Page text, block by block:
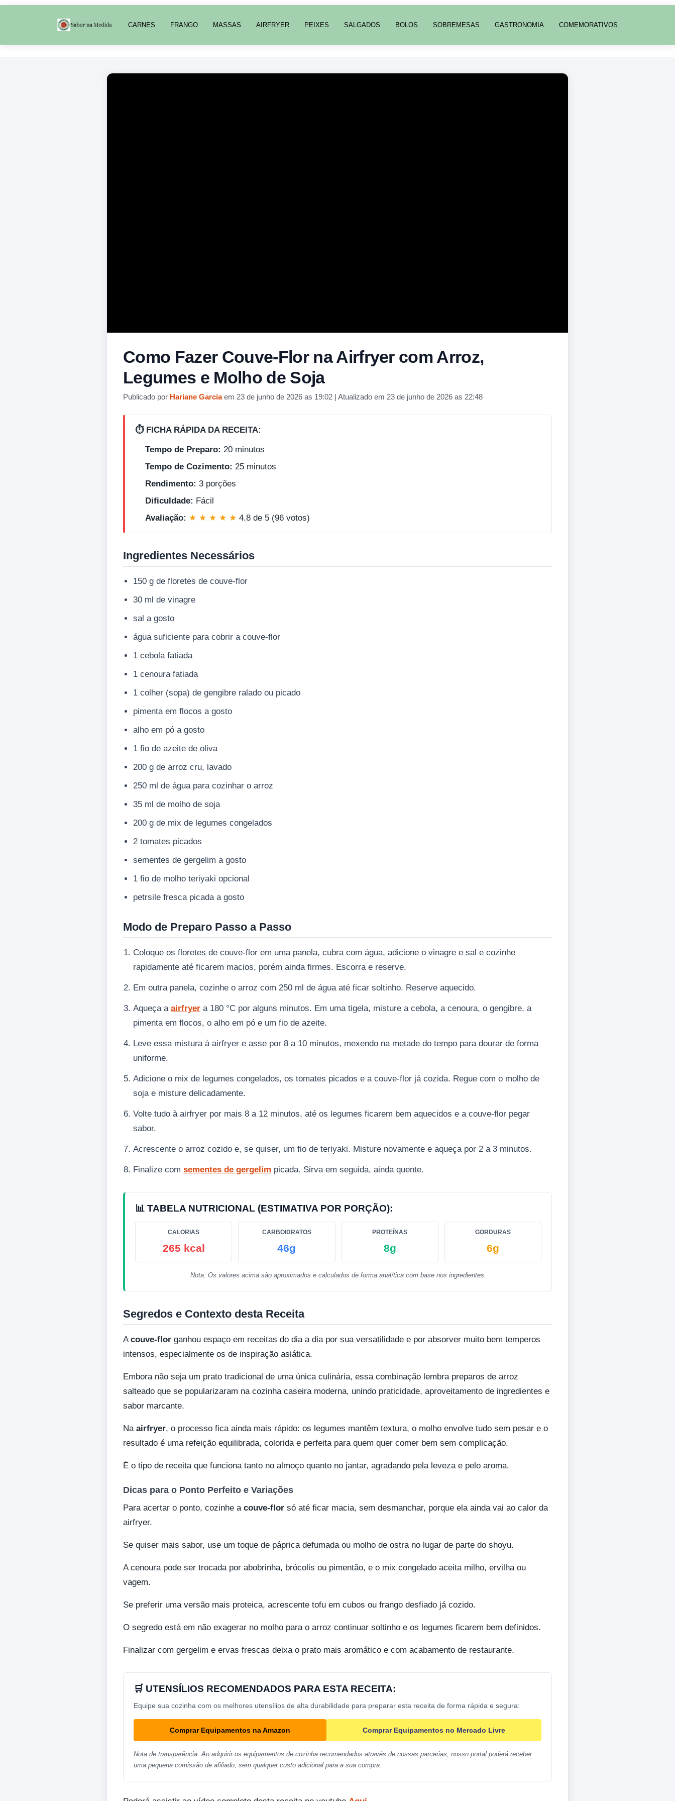
CARNES FRANGO MASSAS AIRFRYER PEIXES SALGADOS BOLOS SOBREMESAS GASTRONOMIA COMEMORATIVOS
Como Fazer Couve-Flor na Airfryer com Arroz,
Legumes e Molho de Soja
Publicado por Hariane Garciaem 23 de junho de 2026 as 19:02 | Atualizado em 23 de junho de 2026 as 22:48
⏱️ FICHA RÁPIDA DA RECEITA:
Tempo de Preparo: 20 minutos
Tempo de Cozimento: 25 minutos
Rendimento: 3 porções
Dificuldade: Fácil
Avaliação: ★ ★ ★ ★ ★ 4.8 de 5 (96 votos)
Ingredientes Necessários
150 g de floretes de couve-flor
30 ml de vinagre
sal a gosto
água suficiente para cobrir a couve-flor
1 cebola fatiada
1 cenoura fatiada
1 colher (sopa) de gengibre ralado ou picado
pimenta em flocos a gosto
alho em pó a gosto
1 fio de azeite de oliva
200 g de arroz cru, lavado
250 ml de água para cozinhar o arroz
35 ml de molho de soja
200 g de mix de legumes congelados
2 tomates picados
sementes de gergelim a gosto
1 fio de molho teriyaki opcional
petrsile fresca picada a gosto
Modo de Preparo Passo a Passo
Coloque os floretes de couve-flor em uma panela, cubra com água, adicione o vinagre e sal e cozinhe
rapidamente até ficarem macios, porém ainda firmes. Escorra e reserve.
Em outra panela, cozinhe o arroz com 250 ml de água até ficar soltinho. Reserve aquecido.
Aqueça a airfryer a 180 °C por alguns minutos. Em uma tigela, misture a cebola, a cenoura, o gengibre, a
pimenta em flocos, o alho em pó e um fio de azeite.
Leve essa mistura à airfryer e asse por 8 a 10 minutos, mexendo na metade do tempo para dourar de forma
uniforme.
Adicione o mix de legumes congelados, os tomates picados e a couve-flor já cozida. Regue com o molho de
soja e misture delicadamente.
Volte tudo à airfryer por mais 8 a 12 minutos, até os legumes ficarem bem aquecidos e a couve-flor pegar
sabor.
Acrescente o arroz cozido e, se quiser, um fio de teriyaki. Misture novamente e aqueça por 2 a 3 minutos.
Finalize com sementes de gergelim picada. Sirva em seguida, ainda quente.
📊 TABELA NUTRICIONAL (ESTIMATIVA POR PORÇÃO):
CALORIAS
265 kcal
CARBOIDRATOS
46g
PROTEÍNAS
8g
GORDURAS
6g
Nota: Os valores acima são aproximados e calculados de forma analítica com base nos ingredientes.
Segredos e Contexto desta Receita
Acouve-flor ganhou espaço em receitas do dia a dia por sua versatilidade e por absorver muito bem temperos
intensos, especialmente os de inspiração asiática.
Embora não seja um prato tradicional de uma única culinária, essa combinação lembra preparos de arroz
salteado que se popularizaram na cozinha caseira moderna, unindo praticidade, aproveitamento de ingredientes e
sabor marcante.
Na airfryer, o processo fica ainda mais rápido: os legumes mantêm textura, o molho envolve tudo sem pesar e o
resultado é uma refeição equilibrada, colorida e perfeita para quem quer comer bem sem complicação.
É o tipo de receita que funciona tanto no almoço quanto no jantar, agradando pela leveza e pelo aroma.
Dicas para o Ponto Perfeito e Variações
Para acertar o ponto, cozinhe a couve-flor só até ficar macia, sem desmanchar, porque ela ainda vai ao calor da
airfryer.
Se quiser mais sabor, use um toque de páprica defumada ou molho de ostra no lugar de parte do shoyu.
A cenoura pode ser trocada por abobrinha, brócolis ou pimentão, e o mix congelado aceita milho, ervilha ou
vagem.
Se preferir uma versão mais proteica, acrescente tofu em cubos ou frango desfiado já cozido.
O segredo está em não exagerar no molho para o arroz continuar soltinho e os legumes ficarem bem definidos.
Finalizar com gergelim e ervas frescas deixa o prato mais aromático e com acabamento de restaurante.
🛒 UTENSÍLIOS RECOMENDADOS PARA ESTA RECEITA:
Equipe sua cozinha com os melhores utensílios de alta durabilidade para preparar esta receita de forma rápida e segura:
Comprar Equipamentos na Amazon Comprar Equipamentos no Mercado Livre
Nota de transparência: Ao adquirir os equipamentos de cozinha recomendados através de nossas parcerias, nosso portal poderá receber
uma pequena comissão de afiliado, sem qualquer custo adicional para a sua compra.